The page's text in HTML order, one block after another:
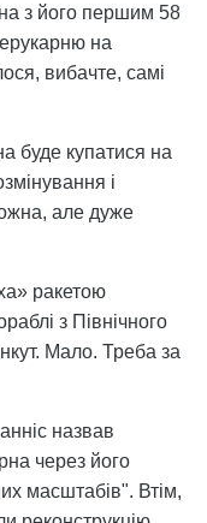
з його першим 58
на
вибачте, самі
буде купатися на
і
але дуже
ракетою
з Північного
Мало. Треба за
назвав
через його
масштабів". Втім,